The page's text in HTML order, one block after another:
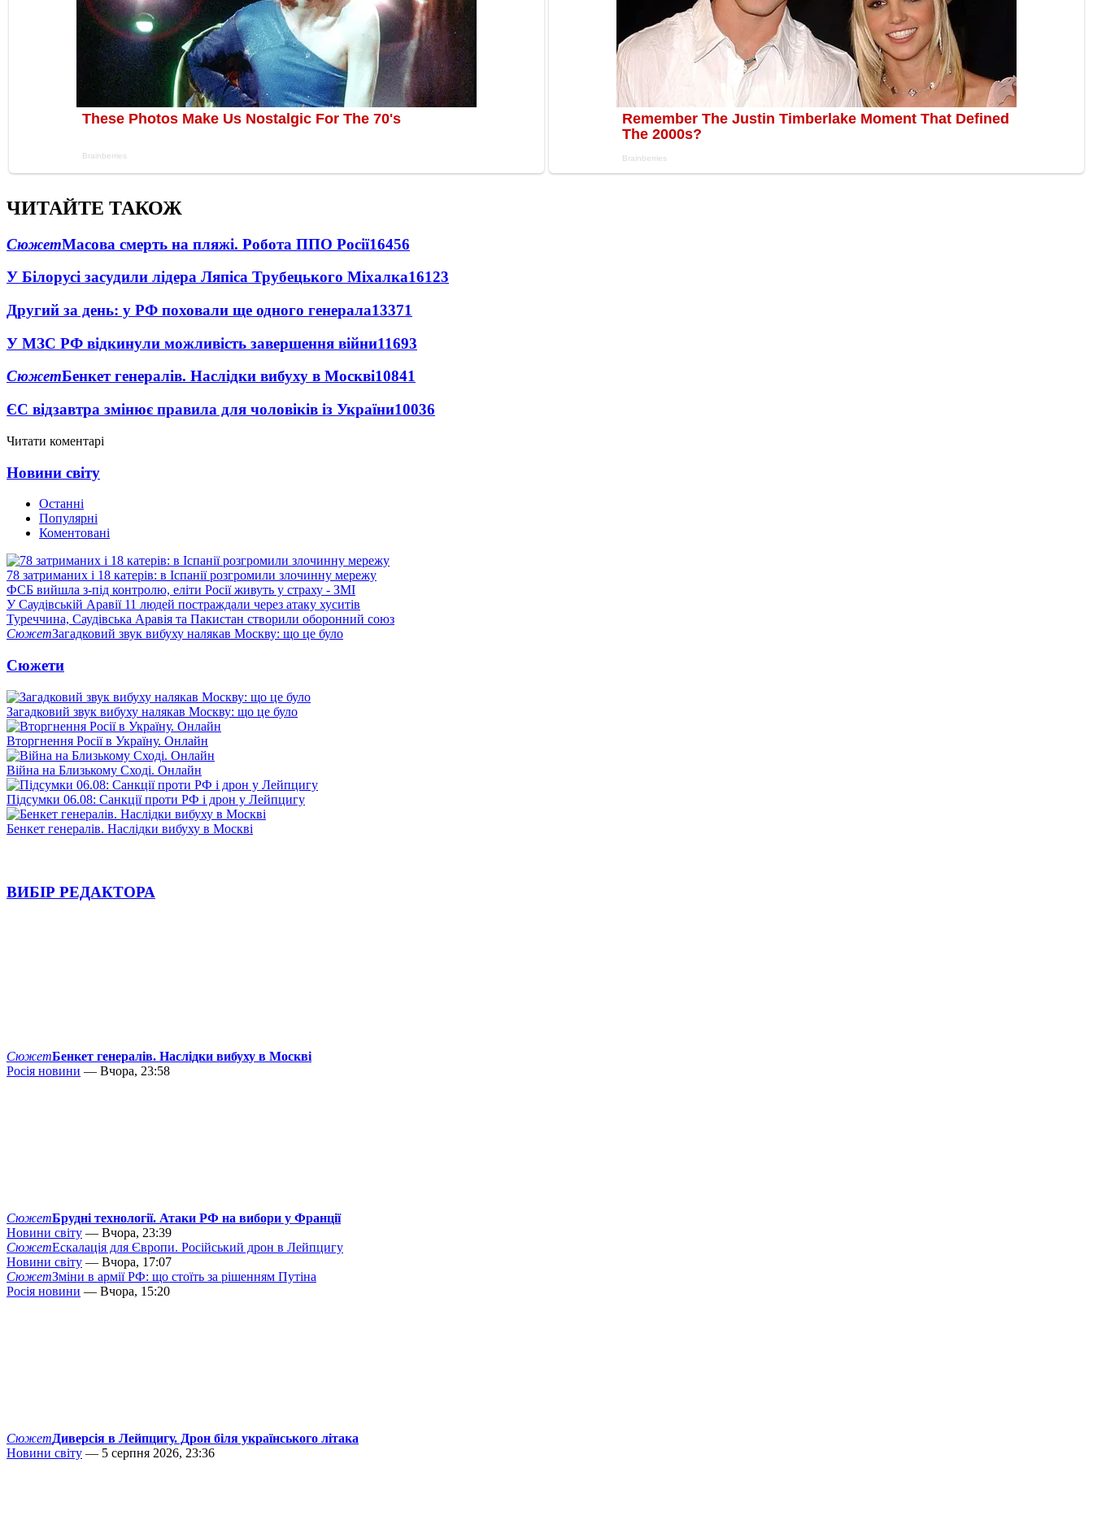
ЧИТАЙТЕ ТАКОЖ
СюжетМасова смерть на пляжі. Робота ППО Росії16456
У Білорусі засудили лідера Ляпіса Трубецького Міхалка16123
Другий за день: у РФ поховали ще одного генерала13371
У МЗС РФ відкинули можливість завершення війни11693
СюжетБенкет генералів. Наслідки вибуху в Москві10841
ЄС відзавтра змінює правила для чоловіків із України10036
Читати коментарі
Новини світу
Останні
Популярні
Коментовані
78 затриманих і 18 катерів: в Іспанії розгромили злочинну мережу
ФСБ вийшла з-під контролю, еліти Росії живуть у страху - ЗМІ
У Саудівській Аравії 11 людей постраждали через атаку хуситів
Туреччина, Саудівська Аравія та Пакистан створили оборонний союз
СюжетЗагадковий звук вибуху налякав Москву: що це було
Сюжети
Загадковий звук вибуху налякав Москву: що це було
Вторгнення Росії в Україну. Онлайн
Війна на Близькому Сході. Онлайн
Підсумки 06.08: Санкції проти РФ і дрон у Лейпцигу
Бенкет генералів. Наслідки вибуху в Москві
ВИБІР РЕДАКТОРА
СюжетБенкет генералів. Наслідки вибуху в Москві
Росія новини — Вчора, 23:58
СюжетБрудні технології. Атаки РФ на вибори у Франції
Новини світу — Вчора, 23:39
СюжетЕскалація для Європи. Російський дрон в Лейпцигу
Новини світу — Вчора, 17:07
СюжетЗміни в армії РФ: що стоїть за рішенням Путіна
Росія новини — Вчора, 15:20
СюжетДиверсія в Лейпцигу. Дрон біля українського літака
Новини світу — 5 серпня 2026, 23:36